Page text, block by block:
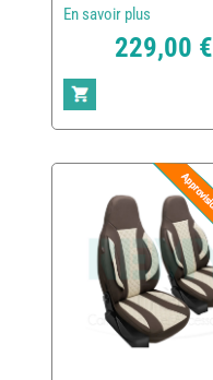
En savoir plus
229,00 €